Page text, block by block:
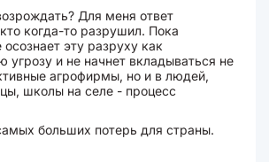
Для меня ответ
когда-то разрушил. Пока
осознает эту разруху как
угрозу и не начнет вкладываться не
агрофирмы, но и в людей,
школы на селе - процесс
больших потерь для страны.